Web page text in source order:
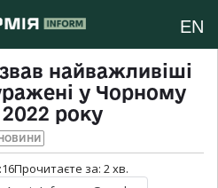
EN
найважливіші
у Чорному
2022 року
НОВИНИ
Прочитаєте за: 2хв.